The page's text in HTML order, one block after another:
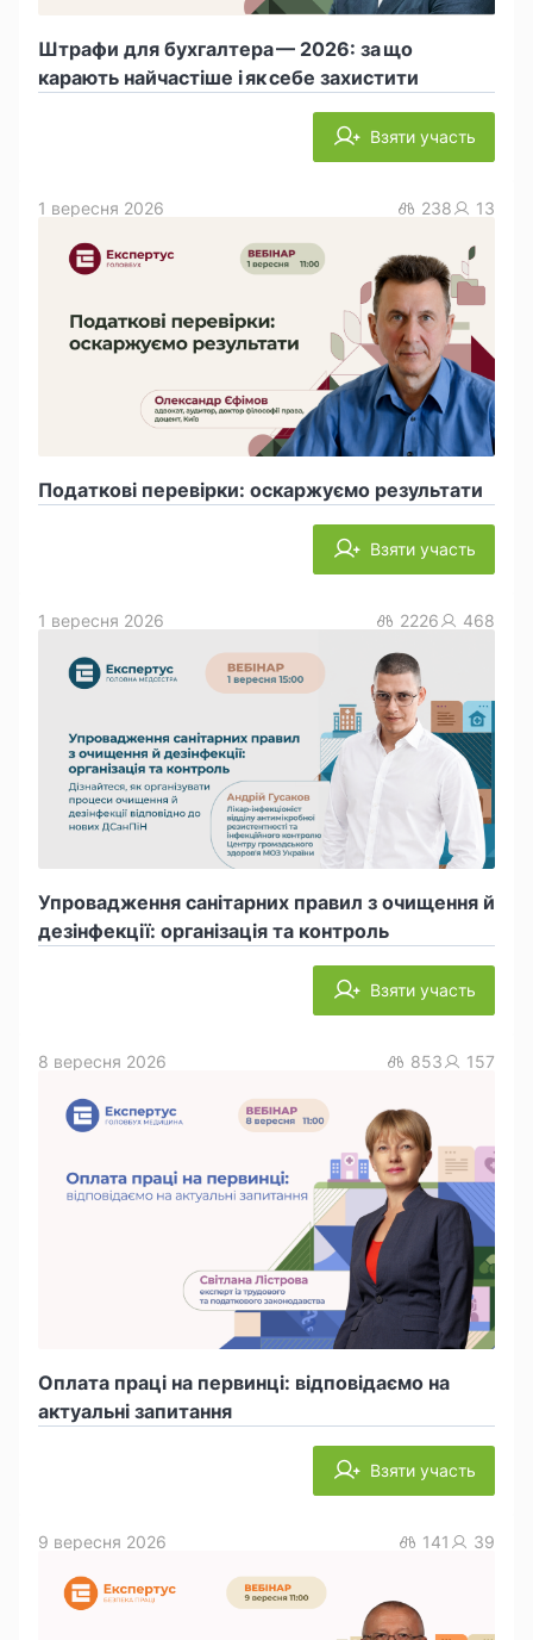
Штрафи для бухгалтера — 2026: за що
карають найчастіше і як себе захистити
Взяти участь
Податкові перевірки: оскаржуємо результати
1 вересня 2026 238 13
Взяти участь
Упровадження санітарних правил з очищення й
дезінфекції: організація та контроль
1 вересня 2026 2226 468
Взяти участь
Оплата праці на первинці: відповідаємо на
актуальні запитання
8 вересня 2026 853 157
Взяти участь
9 вересня 2026 141 39